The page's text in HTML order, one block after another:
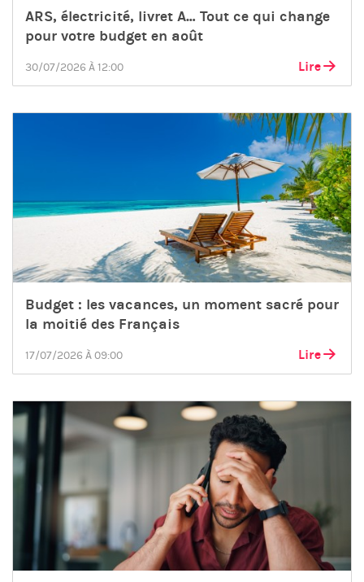
ARS, électricité, livret A… Tout ce qui change
pour votre budget en août
30/07/2026 À 12:00 Lire
Budget : les vacances, un moment sacré pour
la moitié des Français
17/07/2026 À 09:00 Lire